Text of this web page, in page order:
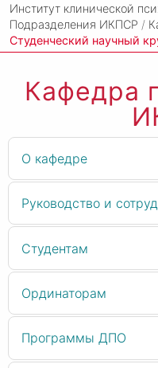
Институт клинической
Подразделения ИКПСР /
Студенческий научный
Кафедра
О кафедре
Руководство и
Студентам
Ординаторам
Программы ДПО